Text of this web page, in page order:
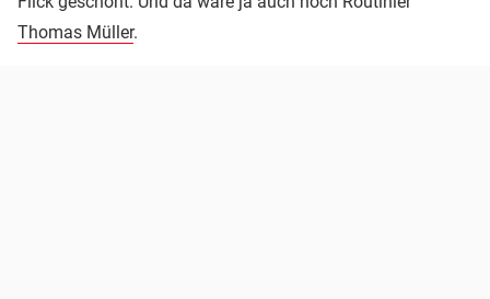
Thomas Müller.